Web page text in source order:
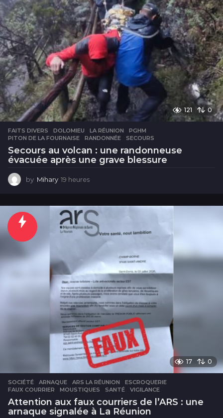
121 0
FAITS DIVERS DOLOMIEU ,LA RÉUNION ,PGHM
PITON DE LA FOURNAISE
,RANDONNÉE ,SECOURS
Secours au volcan : une randonneuse
évacuée après une grave blessure
by Mihary 19 heures
e
r
e
17 0
SOCIÉTÉ ARNAQUE ,ARS LA RÉUNION ,ESCROQUERIE
FAUX COURRIER
,MOUSTIQUES ,SANTÉ ,VIGILANCE
Attention aux faux courriers de l’ARS : une
arnaque signalée à La Réunion